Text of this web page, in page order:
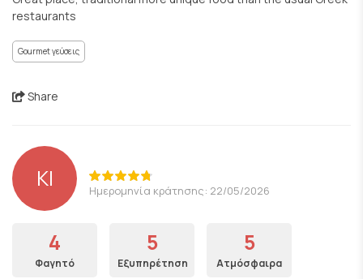
restaurants
Gourmet γεύσεις
Share
KI Ημερομηνία κράτησης: 22/05/2026
4
Φαγητό
5
Εξυπηρέτηση
5
Ατμόσφαιρα